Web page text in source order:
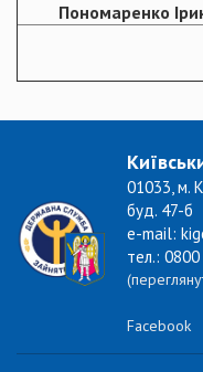
Пономаренко
01033, м.
буд. 47-б
e-mail:
тел.:
Facebook